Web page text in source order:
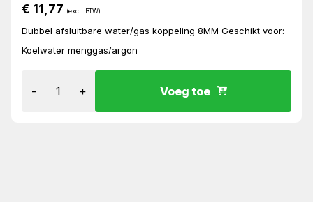
€ 11,77 (excl. BTW)
Dubbel afsluitbare water/gas koppeling 8MM Geschikt voor:
- + Voeg toe